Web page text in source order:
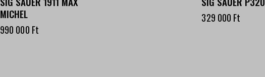
MICHEL
990 000 Ft
329 000 Ft